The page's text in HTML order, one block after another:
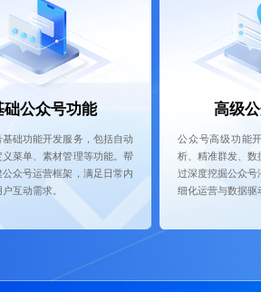
础公众号功能
基础功能开发服务，包括自动
义菜单、素材管理等功能。帮
公众号运营框架，满足日常内
互动需求。
高级
公众号高级功能
析、精准群发、数
过深度挖掘公众
细化运营与数据驱